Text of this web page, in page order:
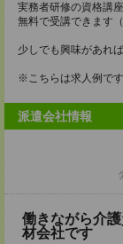
実務者研修の資格講
無料で受講できます
少しでも興味があれ
※こちらは求人例で
派遣会社情報
働きながら介
材会社です